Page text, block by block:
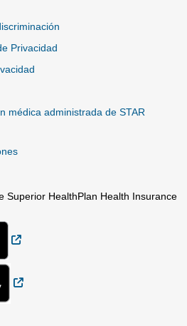
Privacidad
médica administrada de STAR
Superior HealthPlan Health Insurance